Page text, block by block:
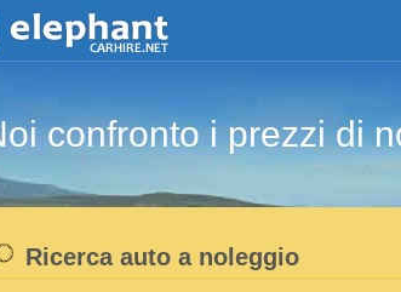
confronto i prezzi di
Ricerca auto a noleggio